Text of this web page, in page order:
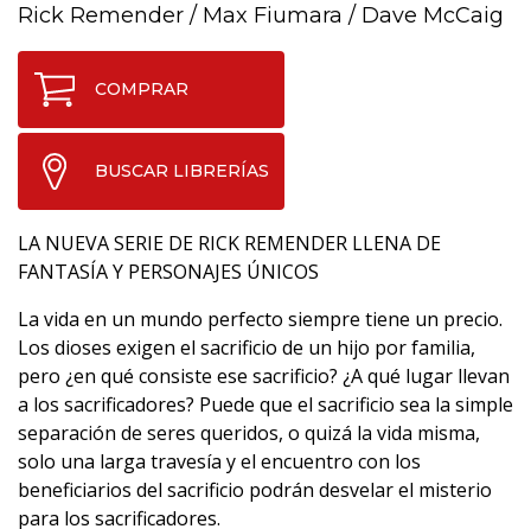
Rick Remender / Max Fiumara / Dave McCaig
COMPRAR
BUSCAR LIBRERÍAS
LA NUEVA SERIE DE RICK REMENDER LLENA DE
FANTASÍA Y PERSONAJES ÚNICOS
La vida en un mundo perfecto siempre tiene un precio.
Los dioses exigen el sacrificio de un hijo por familia,
pero ¿en qué consiste ese sacrificio? ¿A qué lugar llevan
a los sacrificadores? Puede que el sacrificio sea la simple
separación de seres queridos, o quizá la vida misma,
solo una larga travesía y el encuentro con los
beneficiarios del sacrificio podrán desvelar el misterio
para los sacrificadores.